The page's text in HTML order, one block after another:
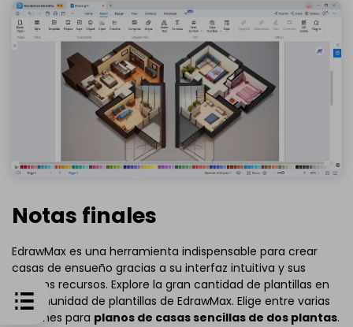
Notas finales
EdrawMax es una herramienta indispensable para crear
casas de ensueño gracias a su interfaz intuitiva y sus
amplios recursos. Explore la gran cantidad de plantillas en
la comunidad de plantillas de EdrawMax. Elige entre varias
opciones para planos de casas sencillas de dos plantas.